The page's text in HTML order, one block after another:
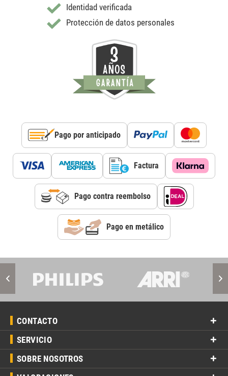
Identidad verificada
Protección de datos personales
Pago por anticipado
Factura
Pago contra reembolso
Pago en metálico
CONTACTO
SERVICIO
SOBRE NOSOTROS